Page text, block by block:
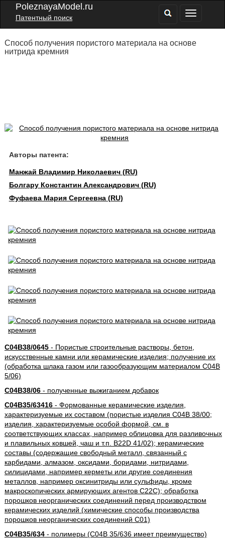
PoleznayaModel.ru
Патентный поиск
Способ получения пористого материала на основе
нитрида кремния
Авторы патента:
Манжай Владимир Николаевич (RU)
Болгару Константин Александрович (RU)
Фуфаева Мария Сергеевна (RU)
C04B38/0645- Пористые строительные растворы, бетон,
искусственные камни или керамические изделия; получение их
(обработка шлака газом или газообразующим материалом C04B
5/06)
C04B38/06- полученные выжиганием добавок
C04B35/63416- Формованные керамические изделия,
характеризуемые их составом (пористые изделия C04B 38/00;
изделия, характеризуемые особой формой, см. в
соответствующих классах, например облицовка для разливочных
и плавильных ковшей, чаш и т.п. B22D 41/02); керамические
составы (содержащие свободный металл, связанный с
карбидами, алмазом, оксидами, боридами, нитридами,
силицидами, например керметы или другие соединения
металлов, например оксинитриды или сульфиды, кроме
макроскопических армирующих агентов C22C); обработка
порошков неорганических соединений перед производством
керамических изделий (химические способы производства
порошков неорганических соединений C01)
C04B35/634- полимеры (C04B 35/636 имеет преимущество)